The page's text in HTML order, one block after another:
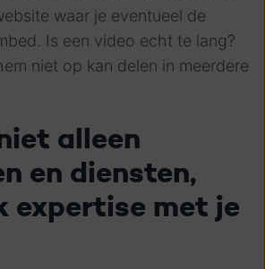
waar je eventueel de
Is een video echt te lang?
niet op kan delen in meerdere
alleen
en diensten,
expertise met je